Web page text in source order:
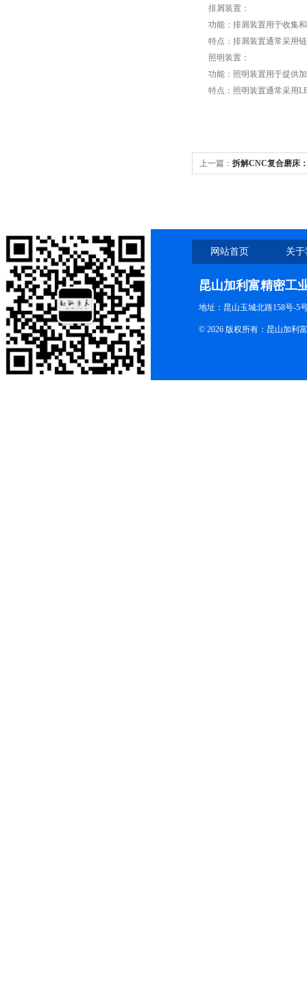
排屑装置：
功能：排屑装置用于收集和
特点：排屑装置通常采用链
照明装置：
功能：照明装置用于提供加
特点：照明装置通常采用
上一篇： 拆解CNC复合磨床
网站首页 关
昆山加利富精密工
地址：昆山玉城北路158号-5
© 2026 版权所有：昆山加利